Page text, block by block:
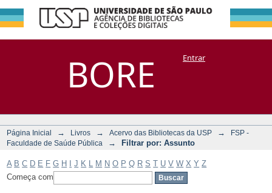
BORE
Filtrar por:
Assunto
DSpace/Manakin + CoriscoEntrar
Página Inicial → Livros → Acervo das Bibliotecas da USP →
FSP -
Faculdade de Saúde Pública
→ Filtrar por: Assunto
A B C D E F G H J K M N O P Q R S T U V W X Y Z
Começa com